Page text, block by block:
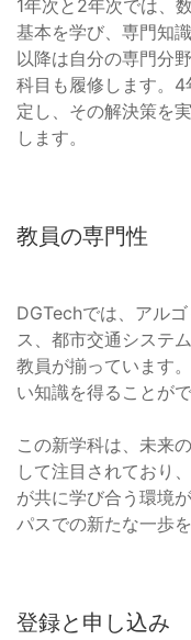
1年次と2年次では、
基本を学び、専門知
以降は自分の専門分
科目も履修します。
定し、その解決策を
します。
教員の専門性
DGTechでは、アル
ス、都市交通システ
教員が揃っています
い知識を得ることがで
この新学科は、未来
して注目されており
が共に学び合う環境
パスでの新たな一歩
登録と申し込み